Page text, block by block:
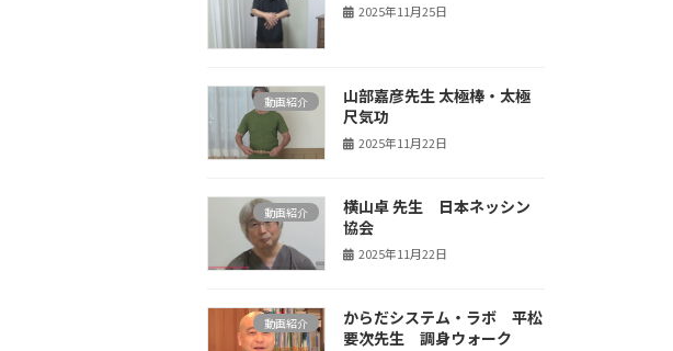
2025年11月25日
動画紹介
山部嘉彦先生 太極棒・太極
尺気功
2025年11月22日
動画紹介
横山卓 先生 日本ネッシン
協会
2025年11月22日
動画紹介
からだシステム・ラボ 平松
要次先生 調身ウォーク